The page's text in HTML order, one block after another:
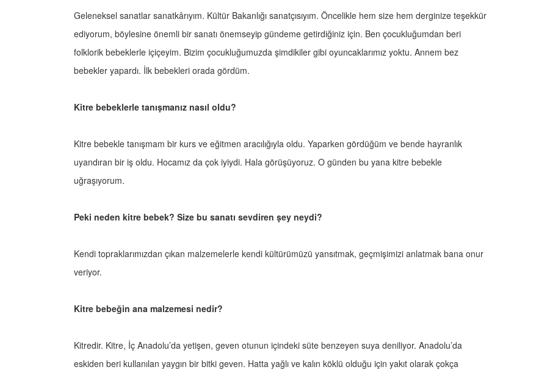
Geleneksel sanatlar sanatkârıyım. Kültür Bakanlığı sanatçısıyım. Öncelikle hem size hem derginize teşekkür
ediyorum, böylesine önemli bir sanatı önemseyip gündeme getirdiğiniz için. Ben çocukluğumdan beri
folklorik bebeklerle içiçeyim. Bizim çocukluğumuzda şimdikiler gibi oyuncaklarımız yoktu. Annem bez
bebekler yapardı. İlk bebekleri orada gördüm.
Kitre bebeklerle tanışmanız nasıl oldu?
Kitre bebekle tanışmam bir kurs ve eğitmen aracılığıyla oldu. Yaparken gördüğüm ve bende hayranlık
uyandıran bir iş oldu. Hocamız da çok iyiydi. Hala görüşüyoruz. O günden bu yana kitre bebekle
uğraşıyorum.
Peki neden kitre bebek? Size bu sanatı sevdiren şey neydi?
Kendi topraklarımızdan çıkan malzemelerle kendi kültürümüzü yansıtmak, geçmişimizi anlatmak bana onur
veriyor.
Kitre bebeğin ana malzemesi nedir?
Kitredir. Kitre, İç Anadolu’da yetişen, geven otunun içindeki süte benzeyen suya deniliyor. Anadolu’da
eskiden beri kullanılan yaygın bir bitki geven. Hatta yağlı ve kalın köklü olduğu için yakıt olarak çokça